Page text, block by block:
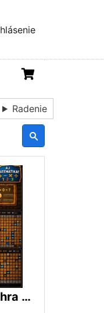
Radenie
Diamantová baňa – hra s tajničkou a matematickým kvízom.